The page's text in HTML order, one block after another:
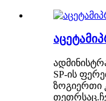
SP-ის
ზოგიერთი